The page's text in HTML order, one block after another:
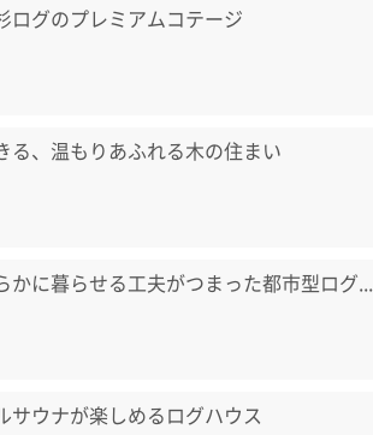
ログのプレミアムコテージ
る、温もりあふれる木の住まい
に暮らせる工夫がつまった都市型ログ...
サウナが楽しめるログハウス